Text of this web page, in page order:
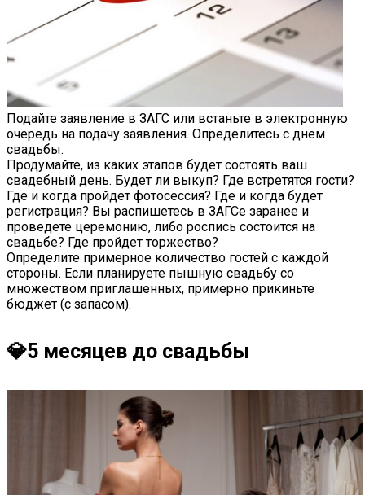
Подайте заявление в ЗАГС или встаньте в электронную
очередь на подачу заявления. Определитесь с днем
свадьбы.
Продумайте, из каких этапов будет состоять ваш
свадебный день. Будет ли выкуп? Где встретятся гости?
Где и когда пройдет фотосессия? Где и когда будет
регистрация? Вы распишетесь в ЗАГСе заранее и
проведете церемонию, либо роспись состоится на
свадьбе? Где пройдет торжество?
Определите примерное количество гостей с каждой
стороны. Если планируете пышную свадьбу со
множеством приглашенных, примерно прикиньте
бюджет (с запасом).
💎5 месяцев до свадьбы